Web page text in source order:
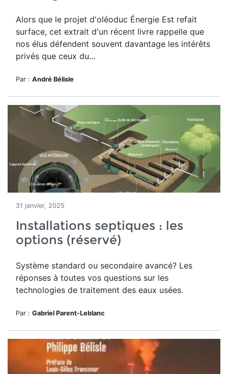
Alors que le projet d'oléoduc Énergie Est refait
surface, cet extrait d'un récent livre rappelle que
nos élus défendent souvent davantage les intérêts
privés que ceux du...
Par : André Bélisle
31 janvier, 2025
Installations septiques : les
options (réservé)
Système standard ou secondaire avancé? Les
réponses à toutes vos questions sur les
technologies de traitement des eaux usées.
Par : Gabriel Parent-Leblanc